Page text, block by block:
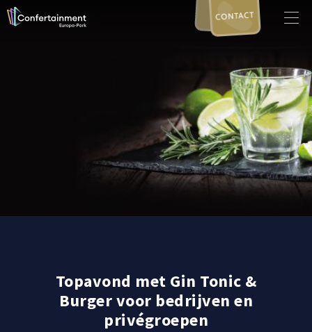
CONTACT
Topavond met Gin Tonic &
Burger voor bedrijven en
privégroepen